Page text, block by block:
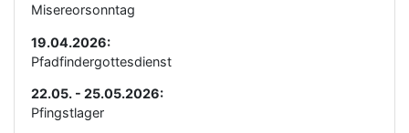
Misereorsonntag
19.04.2026:
Pfadfindergottesdienst
22.05. - 25.05.2026:
Pfingstlager